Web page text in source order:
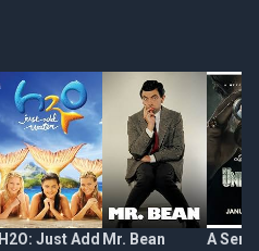
H2O: Just Add Mr. Bean
A